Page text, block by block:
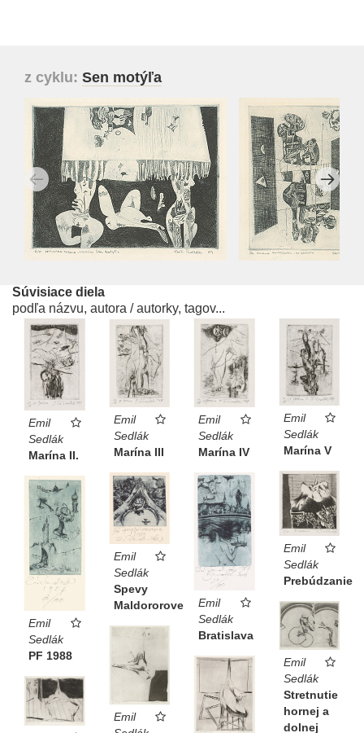
z cyklu: Sen motýľa
Súvisiace diela
podľa názvu, autora / autorky, tagov...
Emil
Sedlák
Marína II.
Emil
Sedlák
Marína III
Emil
Sedlák
Marína IV
Emil
Sedlák
Marína V
Emil
Sedlák
Prebúdzanie
Emil
Sedlák
Spevy
Maldororove
Emil
Sedlák
Bratislava
Emil
Sedlák
PF 1988
Emil
Sedlák
Stretnutie
hornej a
dolnej
Emil